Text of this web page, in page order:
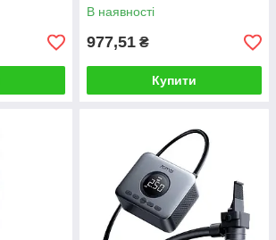
В наявності
977,51 ₴
Купити